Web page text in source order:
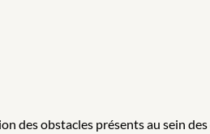
des obstacles présents au sein